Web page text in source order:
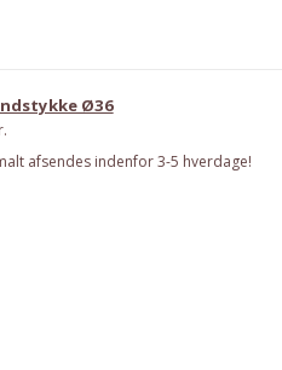
Ø36
afsendes indenfor 3-5 hverdage!